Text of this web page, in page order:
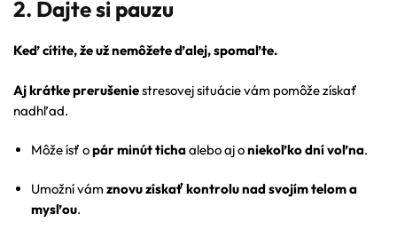
2. Dajte si pauzu
Keď cítite, že už nemôžete ďalej, spomaľte.
Aj krátke prerušeniestresovej situácie vám pomôže získať
nadhľad.
Môže ísť opár minút tichaalebo aj oniekoľko dní voľna.
Umožní vám znovu získať kontrolu nad svojím telom a
mysľou.